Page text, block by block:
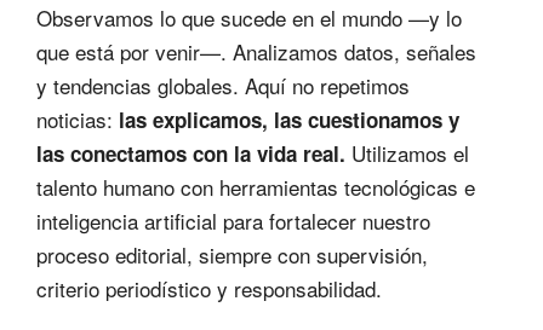
Observamos lo que sucede en el mundo —y lo
que está por venir—. Analizamos datos, señales
y tendencias globales. Aquí no repetimos
noticias: las explicamos, las cuestionamos y
las conectamos con la vida real. Utilizamos el
talento humano con herramientas tecnológicas e
inteligencia artificial para fortalecer nuestro
proceso editorial, siempre con supervisión,
criterio periodístico y responsabilidad.